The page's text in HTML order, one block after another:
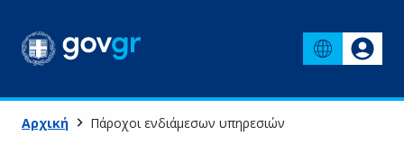
Αρχική Πάροχοι ενδιάμεσων υπηρεσιών